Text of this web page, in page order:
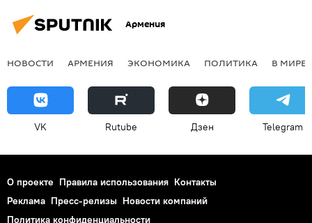
Армения
НОВОСТИ АРМЕНИЯ ЭКОНОМИКА ПОЛИТИКА В МИРЕ
VK Rutube Дзен Telegram
О проекте Правила использования Контакты
Реклама Пресс-релизы Новости компаний
Политика конфиденциальности